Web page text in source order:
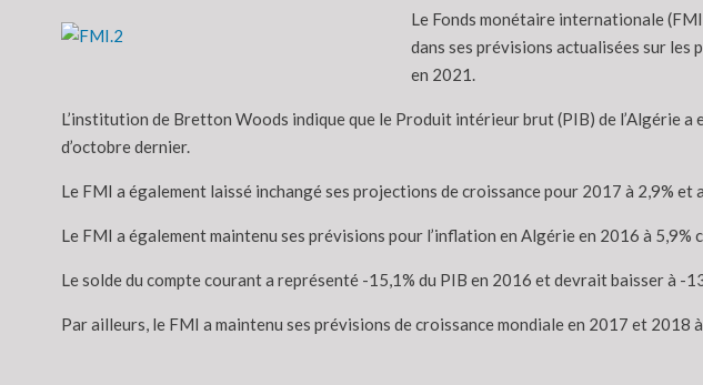
Le Fonds monétaire internationale
dans ses prévisions actualisées sur les
en 2021.
L’institution de Bretton Woods indique que le Produit intérieur brut (PIB) de l’Algérie
d’octobre dernier.
Le FMI a également laissé inchangé ses projections de croissance pour 2017 à 2,9%
Le FMI a également maintenu ses prévisions pour l’inflation en Algérie en 2016 à 5,9%
Le solde du compte courant a représenté -15,1% du PIB en 2016 et devrait baisser à -
Par ailleurs, le FMI a maintenu ses prévisions de croissance mondiale en 2017 et 2018